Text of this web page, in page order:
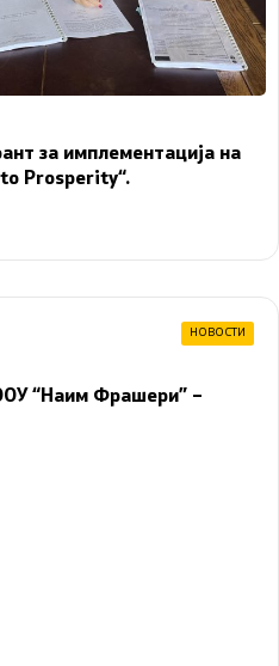
за имплементација на
Prosperity“.
НОВОСТИ